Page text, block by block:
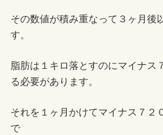
その数値が積み重なって３ヶ月後
す。
脂肪は１キロ落とすのにマイナス
る必要があります。
それを１ヶ月かけてマイナス７２
で